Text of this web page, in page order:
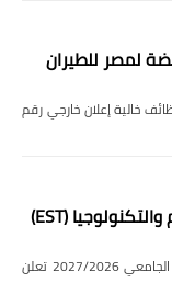
لمصر للطيران
وظائف الشركة القابضة لمصر للطيران عدد 6 وظائف خالية إعلان خارجي رقم
إعلان وظائف المصرية للعلوم والتكنولوجيا (EST)
إعلان وظائف المصرية للعلوم والتكنولوجيا (EST) العام الجامعي 2027/2026 تعلن